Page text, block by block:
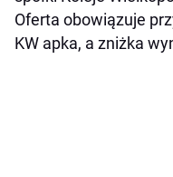
Oferta obowiązuje
KW apka, a zniżka